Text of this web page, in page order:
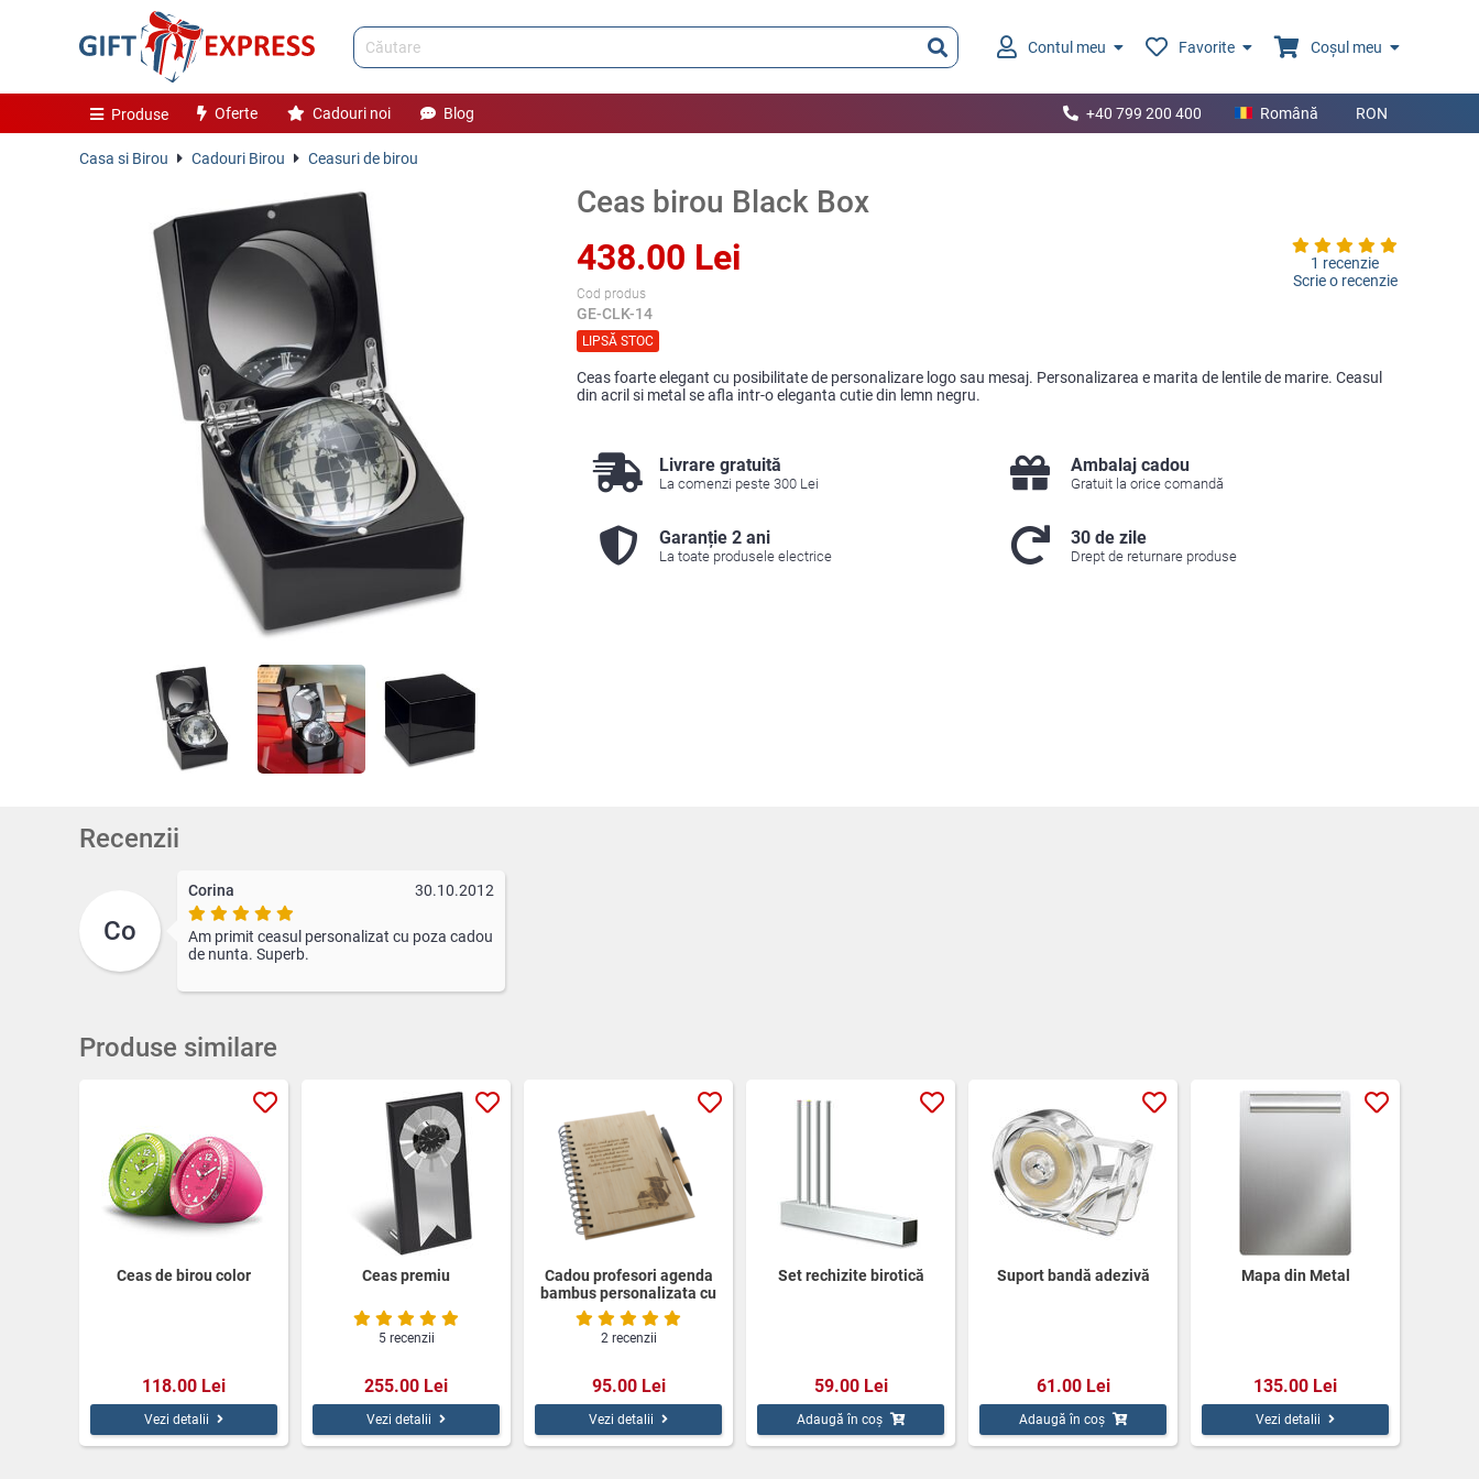
Contul meu Favorite Coșul meu
Produse Oferte Cadouri noi Blog +40 799 200 400 Română RON
Casa si Birou Cadouri Birou Ceasuri de birou
Ceas birou Black Box
438.00 Lei
Cod produs
GE-CLK-14
LIPSĂ STOC
1 recenzie
Scrie o recenzie
Ceas foarte elegant cu posibilitate de personalizare logo sau mesaj. Personalizarea e marita de lentile de marire. Ceasul
din acril si metal se afla intr-o eleganta cutie din lemn negru.
Livrare gratuită
La comenzi peste 300 Lei
Ambalaj cadou
Gratuit la orice comandă
Garanție 2 ani
La toate produsele electrice
30 de zile
Drept de returnare produse
Recenzii
Co
Corina 30.10.2012
Am primit ceasul personalizat cu poza cadou
de nunta. Superb.
Produse similare
Ceas de birou color
118.00 Lei
Vezi detalii
Ceas premiu
5 recenzii
255.00 Lei
Vezi detalii
Cadou profesori agenda
bambus personalizata cu
pix
2 recenzii
95.00 Lei
Vezi detalii
Set rechizite birotică
59.00 Lei
Adaugă în coș
Suport bandă adezivă
61.00 Lei
Adaugă în coș
Mapa din Metal
135.00 Lei
Vezi detalii